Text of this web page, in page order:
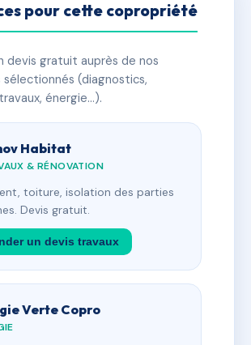
pour cette copropriété
devis gratuit auprès de nos
(diagnostics,
énergie…).
Habitat
& RÉNOVATION
toiture, isolation des parties
Devis gratuit.
un devis travaux
Verte Copro